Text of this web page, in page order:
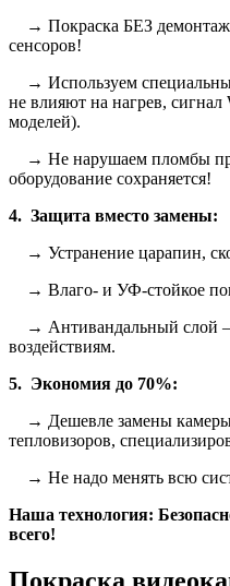
→ Покраска БЕЗ
сенсоров!
→ Используем
не влияют на нагрев,
моделей).
→ Не нарушаем пломбы
оборудование сохраняется!
4. Защита вместо замены:
→ Устранение царапин,
→ Влаго- и УФ-стойкое
→ Антивандальный слой
воздействиям.
5. Экономия до 70%:
→ Дешевле замены
тепловизоров,
→ Не надо менять всю
Наша технология:
всего!